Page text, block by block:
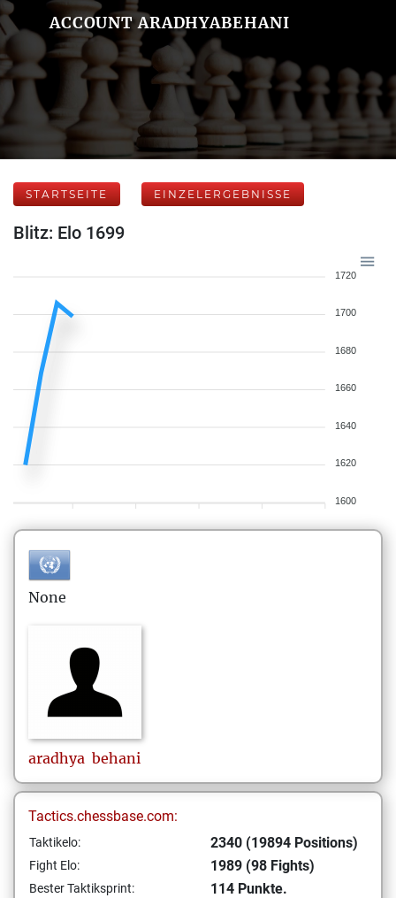
ACCOUNT ARADHYABEHANI
STARTSEITE EINZELERGEBNISSE
Blitz: Elo 1699
1720
1700
1680
1660
1640
1620
1600
None
aradhya behani
Tactics.chessbase.com:
Taktikelo: 2340 (19894 Positions)
Fight Elo: 1989 (98 Fights)
Bester Taktiksprint: 114 Punkte.